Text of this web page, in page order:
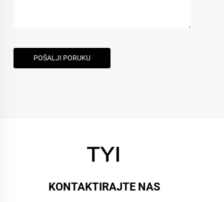
POŠALJI PORUKU
KONTAKTIRAJTE NAS